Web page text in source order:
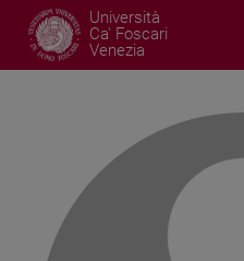
Università
Ca' Foscari
Venezia